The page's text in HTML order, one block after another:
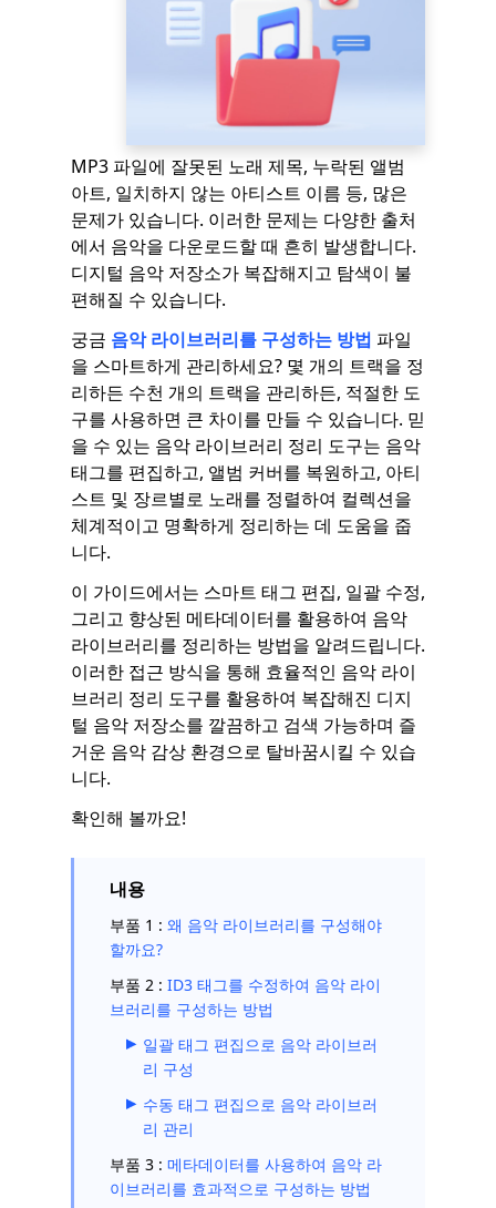
MP3 파일에 잘못된 노래 제목, 누락된 앨범
아트, 일치하지 않는 아티스트 이름 등, 많은
문제가 있습니다. 이러한 문제는 다양한 출처
에서 음악을 다운로드할 때 흔히 발생합니다.
디지털 음악 저장소가 복잡해지고 탐색이 불
편해질 수 있습니다.
궁금 음악 라이브러리를 구성하는 방법 파일
을 스마트하게 관리하세요? 몇 개의 트랙을 정
리하든 수천 개의 트랙을 관리하든, 적절한 도
구를 사용하면 큰 차이를 만들 수 있습니다. 믿
을 수 있는 음악 라이브러리 정리 도구는 음악
태그를 편집하고, 앨범 커버를 복원하고, 아티
스트 및 장르별로 노래를 정렬하여 컬렉션을
체계적이고 명확하게 정리하는 데 도움을 줍
니다.
이 가이드에서는 스마트 태그 편집, 일괄 수정,
그리고 향상된 메타데이터를 활용하여 음악
라이브러리를 정리하는 방법을 알려드립니다.
이러한 접근 방식을 통해 효율적인 음악 라이
브러리 정리 도구를 활용하여 복잡해진 디지
털 음악 저장소를 깔끔하고 검색 가능하며 즐
거운 음악 감상 환경으로 탈바꿈시킬 수 있습
니다.
확인해 볼까요!
내용
부품 1 : 왜 음악 라이브러리를 구성해야
할까요?
부품 2 : ID3 태그를 수정하여 음악 라이
브러리를 구성하는 방법
일괄 태그 편집으로 음악 라이브러
리 구성
수동 태그 편집으로 음악 라이브러
리 관리
부품 3 : 메타데이터를 사용하여 음악 라
이브러리를 효과적으로 구성하는 방법